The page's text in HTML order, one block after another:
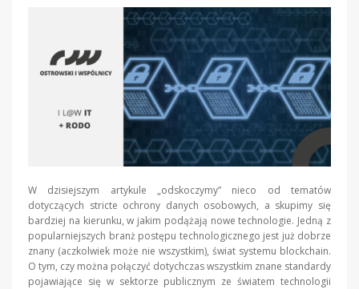
W dzisiejszym artykule „odskoczymy” nieco od tematów
dotyczących stricte ochrony danych osobowych, a skupimy się
bardziej na kierunku, w jakim podążają nowe technologie. Jedną z
popularniejszych branż postępu technologicznego jest już dobrze
znany (aczkolwiek może nie wszystkim), świat systemu blockchain.
O tym, czy można połączyć dotychczas wszystkim znane standardy
pojawiające się w sektorze publicznym ze światem technologii